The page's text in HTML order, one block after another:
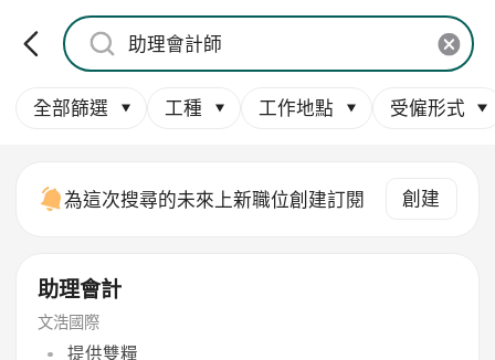
全部篩選 工種 工作地點 受僱形式
為這次搜尋的未來上新職位創建訂閱 創建
助理會計
文浩國際
提供雙糧